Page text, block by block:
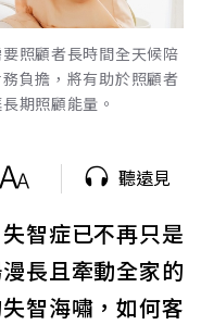
照顧者長時間全天候陪
負擔，將有助於照顧者
期照顧能量。
聽遠見
智症已不再只是
長且牽動全家的
智海嘯，如何客